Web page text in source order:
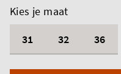
Kies je maat
31
32 36